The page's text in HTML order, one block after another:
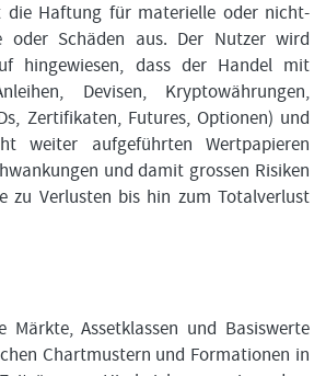
die Haftung für materielle oder nicht-
oder Schäden aus. Der Nutzer wird
hingewiesen, dass der Handel mit
Devisen, Kryptowährungen,
Zertifikaten, Futures, Optionen) und
weiter aufgeführten Wertpapieren
und damit grossen Risiken
zu Verlusten bis hin zum Totalverlust
Märkte, Assetklassen und Basiswerte
Chartmustern und Formationen in